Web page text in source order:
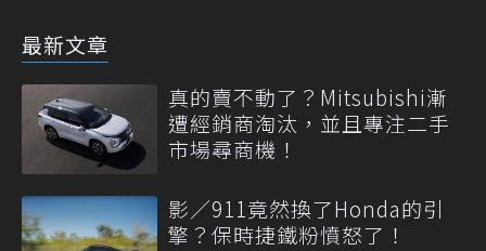
最新文章
真的賣不動了？Mitsubishi漸
遭經銷商淘汰，並且專注二手
市場尋商機！
影／911竟然換了Honda的引
擎？保時捷鐵粉憤怒了！